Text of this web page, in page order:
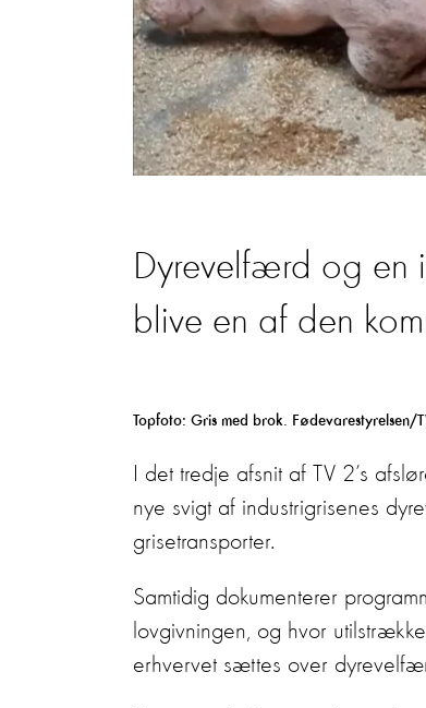
Dyrevelfærd og en
blive en af den
Topfoto: Gris med brok. Fødevarestyrelsen/
I det tredje afsnit af TV 2’s
nye svigt af industrigrisenes
grisetransporter.
Samtidig dokumenterer
lovgivningen, og hvor
erhvervet sættes over